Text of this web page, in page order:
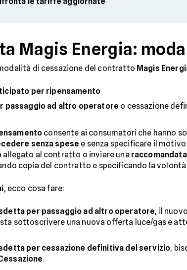
Magis Energia:
di cessazione del contratto Magis
per ripensamento
passaggio ad altro operatore o cessazione
consente ai consumatori che hanno
senza spese e senza specificare il
allegato al contratto o inviare una raccomandata
copia del contratto e specificando la volontà
, ecco cosa fare:
per passaggio ad altro operatore, il
sottoscrivere una nuova offerta luce/gas e
per cessazione definitiva del servizio,
.